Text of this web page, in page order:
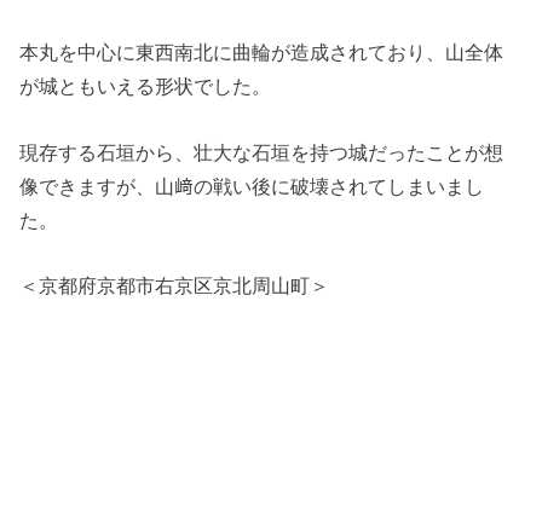
本丸を中心に東西南北に曲輪が造成されており、山全体
が城ともいえる形状でした。
現存する石垣から、壮大な石垣を持つ城だったことが想
像できますが、山﨑の戦い後に破壊されてしまいまし
た。
＜京都府京都市右京区京北周山町＞